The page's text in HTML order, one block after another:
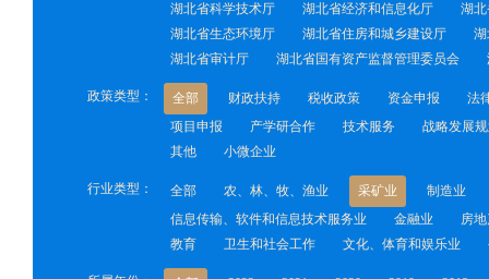
湖北省科学技术厅
湖北省经济和信息化厅
湖
湖北省生态环境厅
湖北省住房和城乡建设厅
湖北省审计厅
湖北省国有资产监督管理委员会
政策类型： 全部 财政扶持 税收政策 资金申报
法
项目申报
产学研合作 技术服务
战略发展
其他
小微企业
行业类型： 全部 农、林、牧、渔业 采矿业
制造业
信息传输、软件和信息技术服务业
金融业
房
教育
卫生和社会工作 文化、体育和娱乐业